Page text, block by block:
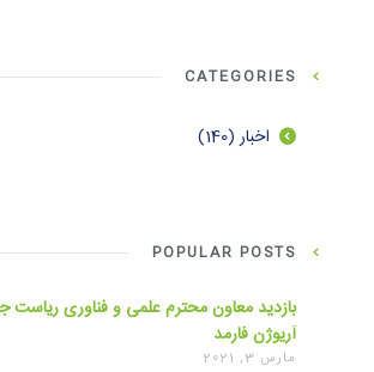
CATEGORIES
اخبار (140)
POPULAR POSTS
بازدید معاون محترم علمی و فناوری
آریوژن فارمد
مارس 3, 2021